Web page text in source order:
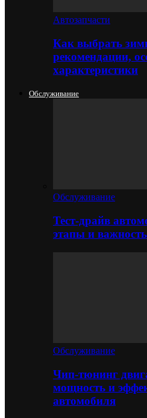
Автозапчасти
Как выбрать
рекомендации,
характеристики
Обслуживание
Обслуживание
Тест-драйв
этапы и
Обслуживание
Чип-тюнинг
мощность и
автомобиля